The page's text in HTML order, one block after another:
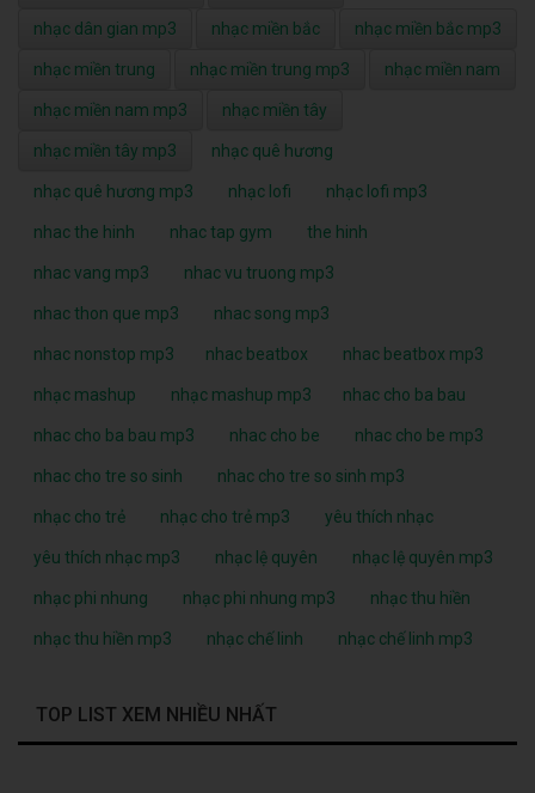
nhạc dân gian mp3 nhạc miền bắc nhạc miền bắc mp3
nhạc miền trung nhạc miền trung mp3 nhạc miền nam
nhạc miền nam mp3 nhạc miền tây
nhạc miền tây mp3 nhạc quê hương
nhạc quê hương mp3 nhạc lofi nhạc lofi mp3
nhac the hinh nhac tap gym the hinh
nhac vang mp3 nhac vu truong mp3
nhac thon que mp3 nhac song mp3
nhac nonstop mp3 nhac beatbox nhac beatbox mp3
nhạc mashup nhạc mashup mp3 nhac cho ba bau
nhac cho ba bau mp3 nhac cho be nhac cho be mp3
nhac cho tre so sinh nhac cho tre so sinh mp3
nhạc cho trẻ nhạc cho trẻ mp3 yêu thích nhạc
yêu thích nhạc mp3 nhạc lệ quyên nhạc lệ quyên mp3
nhạc phi nhung nhạc phi nhung mp3 nhạc thu hiền
nhạc thu hiền mp3 nhạc chế linh nhạc chế linh mp3
TOP LIST XEM NHIỀU NHẤT